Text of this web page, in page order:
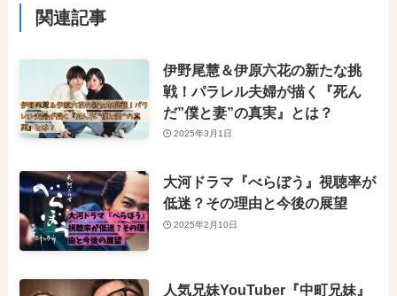
関連記事
伊野尾慧＆伊原六花の新たな挑
戦！パラレル夫婦が描く『死ん
だ”僕と妻”の真実』とは？
2025年3月1日
大河ドラマ『べらぼう』視聴率が
低迷？その理由と今後の展望
2025年2月10日
人気兄妹YouTuber『中町兄妹』